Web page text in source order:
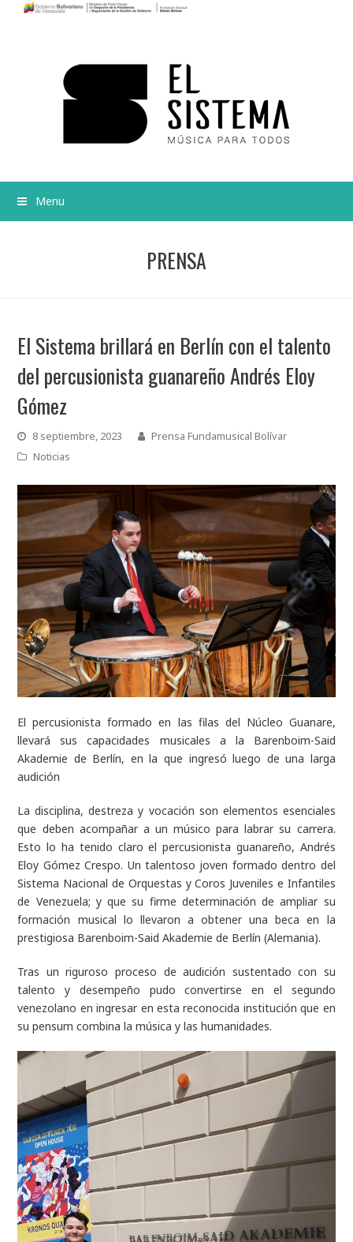
Menu
PRENSA
El Sistema brillará en Berlín con el talento
del percusionista guanareño Andrés Eloy
Gómez
8 septiembre, 2023
Prensa Fundamusical Bolívar
Noticias
El percusionista formado en las filas del Núcleo Guanare,
llevará sus capacidades musicales a la Barenboim-Said
Akademie de Berlín, en la que ingresó luego de una larga
audición
La disciplina, destreza y vocación son elementos esenciales
que deben acompañar a un músico para labrar su carrera.
Esto lo ha tenido claro el percusionista guanareño, Andrés
Eloy Gómez Crespo. Un talentoso joven formado dentro del
Sistema Nacional de Orquestas y Coros Juveniles e Infantiles
de Venezuela; y que su firme determinación de ampliar su
formación musical lo llevaron a obtener una beca en la
prestigiosa Barenboim-Said Akademie de Berlín (Alemania).
Tras un riguroso proceso de audición sustentado con su
talento y desempeño pudo convertirse en el segundo
venezolano en ingresar en esta reconocida institución que en
su pensum combina la música y las humanidades.